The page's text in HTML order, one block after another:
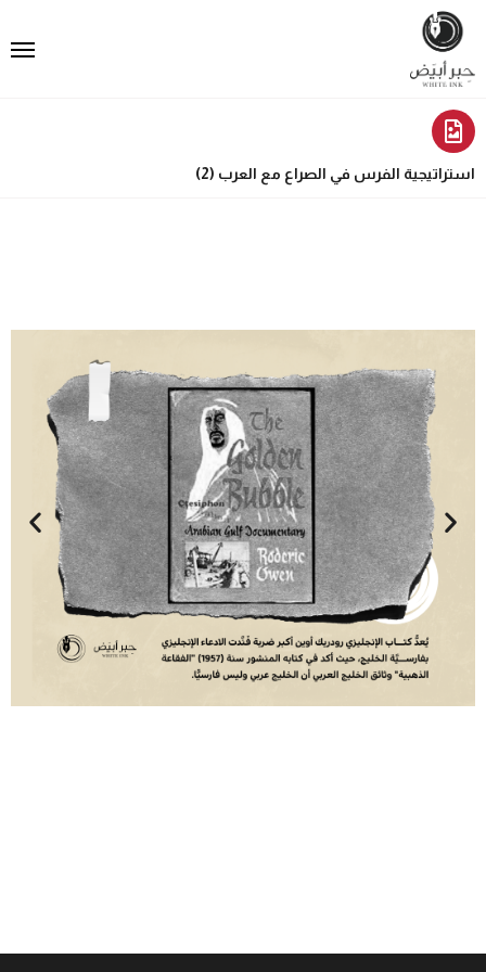
استراتيجية الفرس في الصراع مع العرب (2)